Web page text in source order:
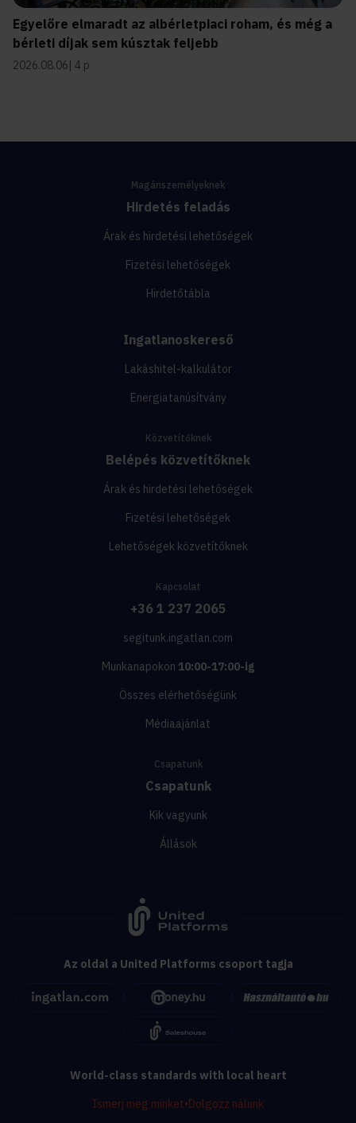
Egyelőre elmaradt az albérletpiaci roham, és még a
bérleti díjak sem kúsztak feljebb
2026.08.06 4 p
Magánszemélyeknek
Hirdetés feladás
Árak és hirdetési lehetőségek
Fizetési lehetőségek
Hirdetőtábla
Ingatlanoskereső
Lakáshitel-kalkulátor
Energiatanúsítvány
Közvetítőknek
Belépés közvetítőknek
Árak és hirdetési lehetőségek
Fizetési lehetőségek
Lehetőségek közvetítőknek
Kapcsolat
+36 1 237 2065
segitunk.ingatlan.com
Munkanapokon 10:00-17:00-ig
Összes elérhetőségünk
Médiaajánlat
Csapatunk
Csapatunk
Kik vagyunk
Állások
Az oldal a United Platforms csoport tagja
World-class standards with local heart
Ismerj meg minket•Dolgozz nálunk